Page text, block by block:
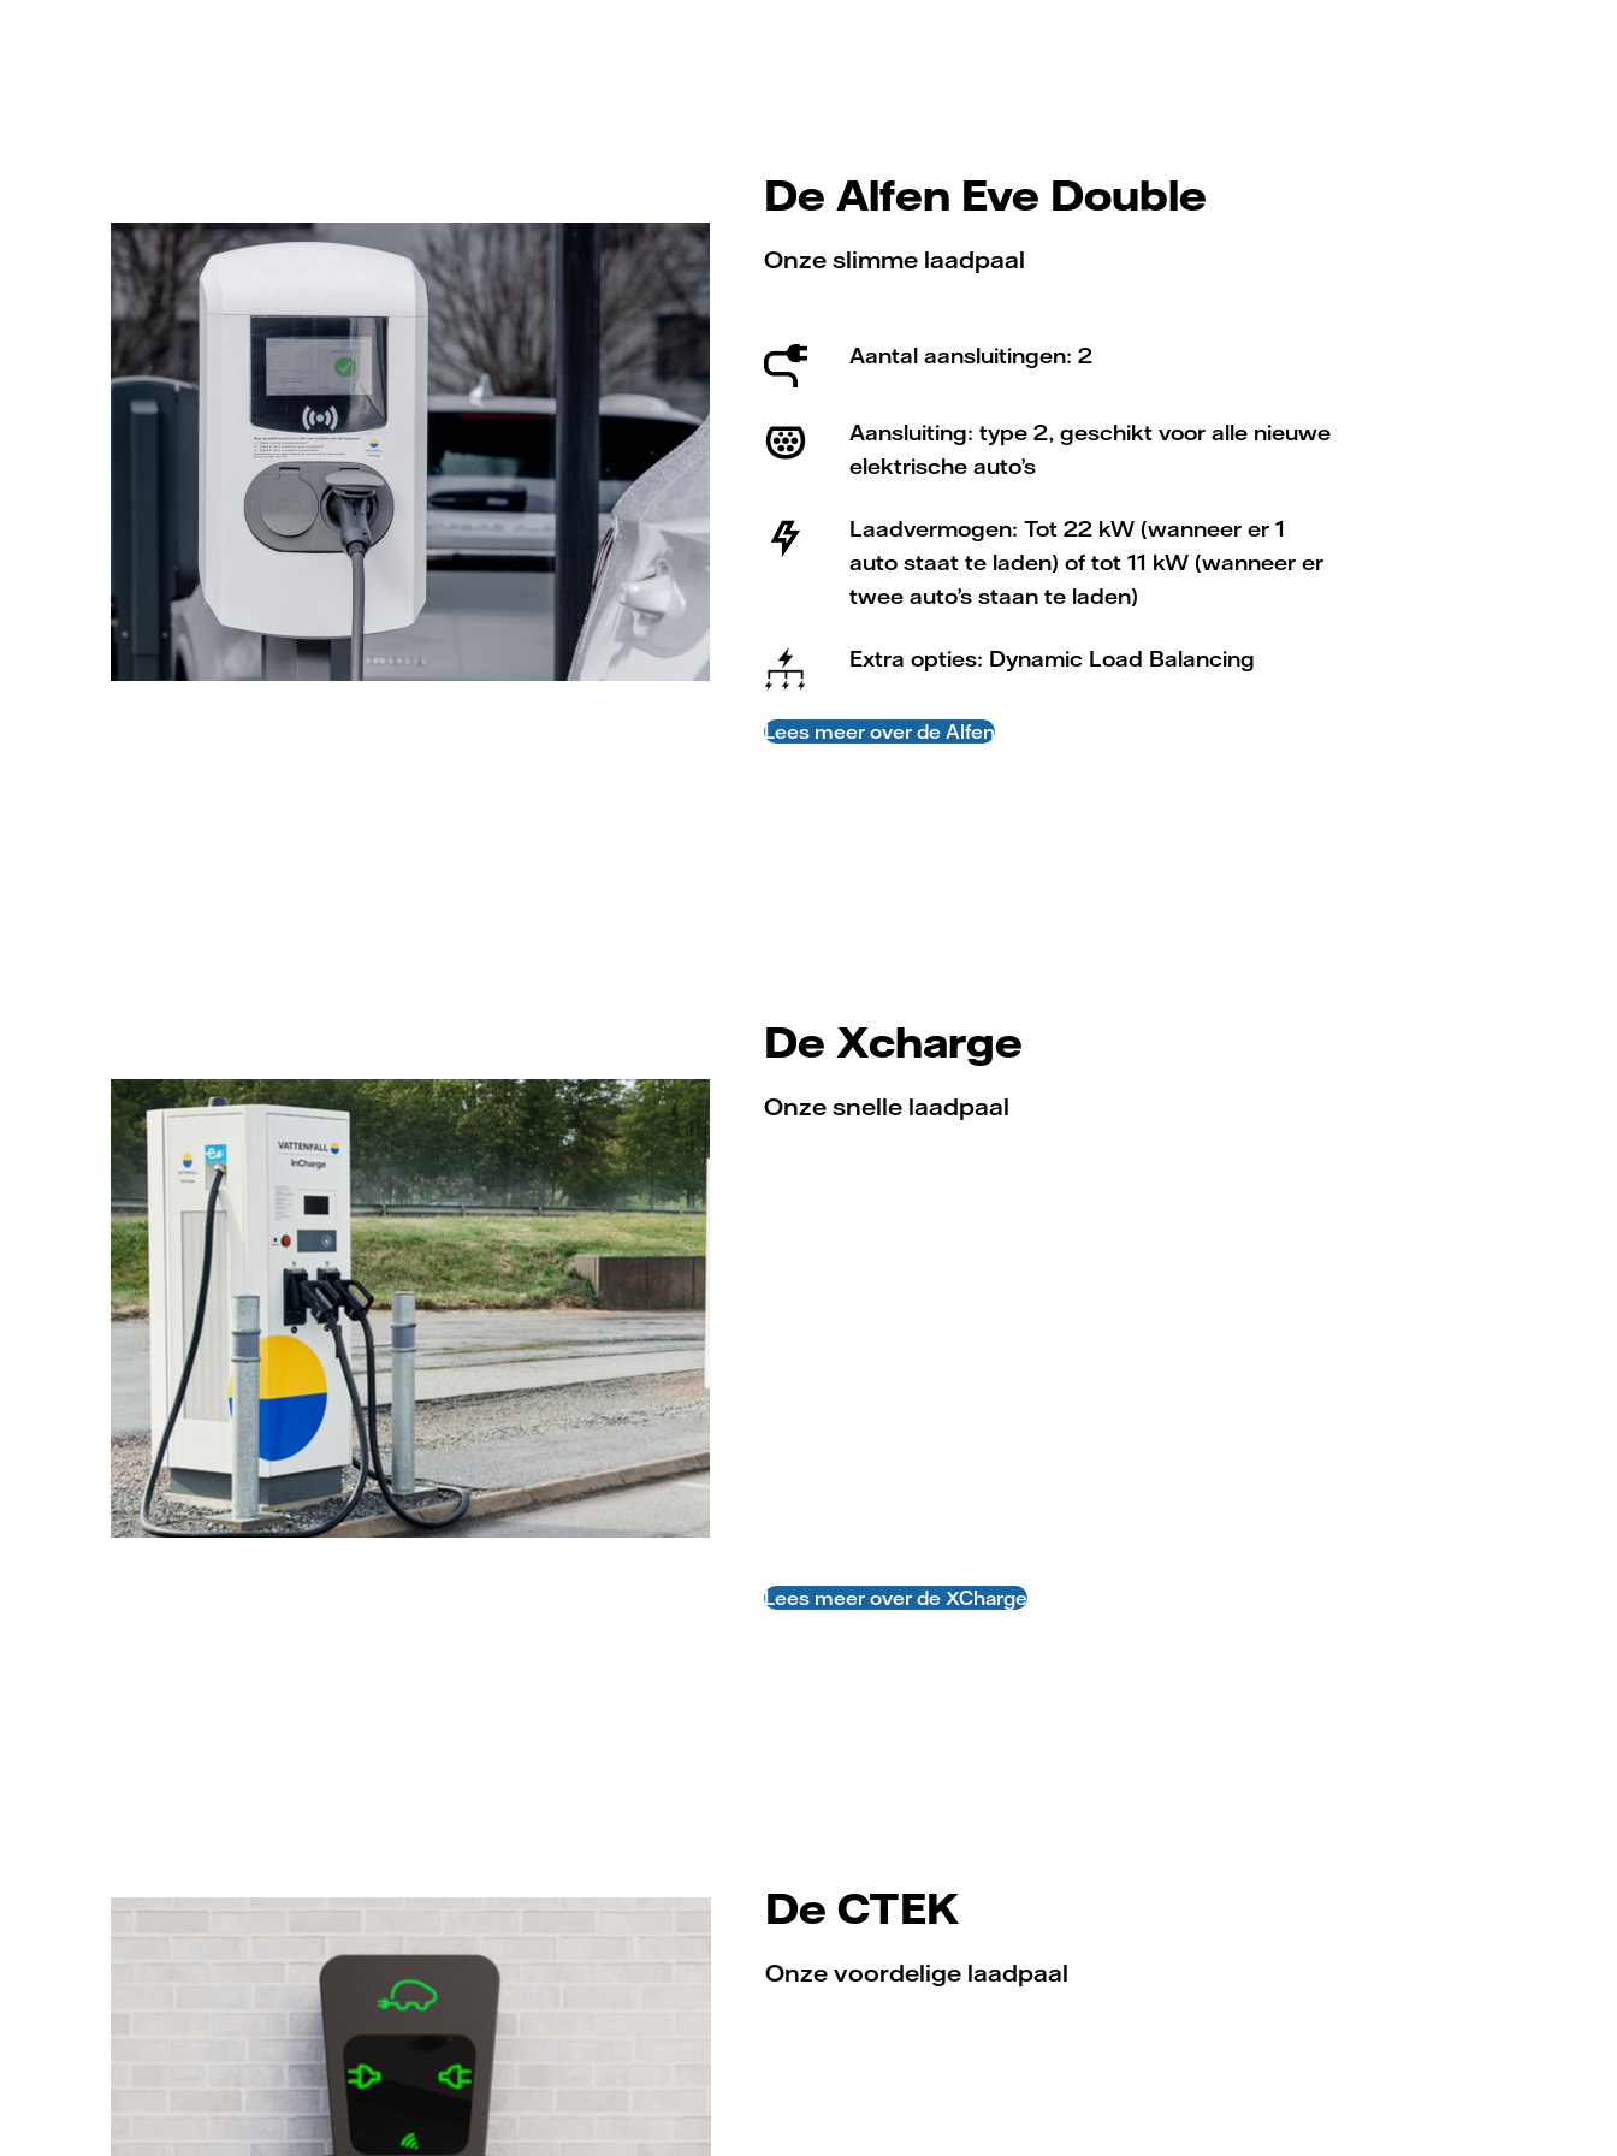
De Alfen Eve Double
Onze slimme laadpaal
Aantal aansluitingen: 2
Aansluiting: type 2, geschikt voor alle nieuwe
elektrische auto’s
Laadvermogen: Tot 22 kW (wanneer er 1
auto staat te laden) of tot 11 kW (wanneer er
twee auto’s staan te laden)
Extra opties: Dynamic Load Balancing
Lees meer over de Alfen
De Xcharge
Onze snelle laadpaal
Lees meer over de XCharge
De CTEK
Onze voordelige laadpaal